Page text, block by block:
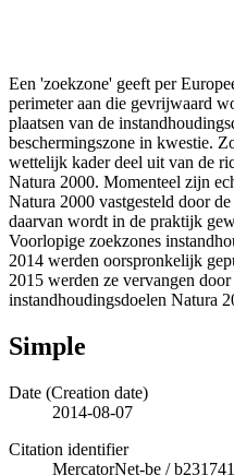
Een 'zoekzone' geeft per
perimeter aan die gevrijwaard
plaatsen van de
beschermingszone in kwestie.
wettelijk kader deel uit van de
Natura 2000. Momenteel zijn
Natura 2000 vastgesteld door
daarvan wordt in de praktijk
Voorlopige zoekzones
2014 werden oorspronkelijk
2015 werden ze vervangen
instandhoudingsdoelen Natura
Simple
Date (Creation date)
2014-08-07
Citation identifier
MercatorNet-be /